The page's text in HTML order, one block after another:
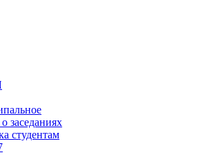
заседаниях
студентам